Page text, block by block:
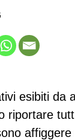
esibiti da
riportare